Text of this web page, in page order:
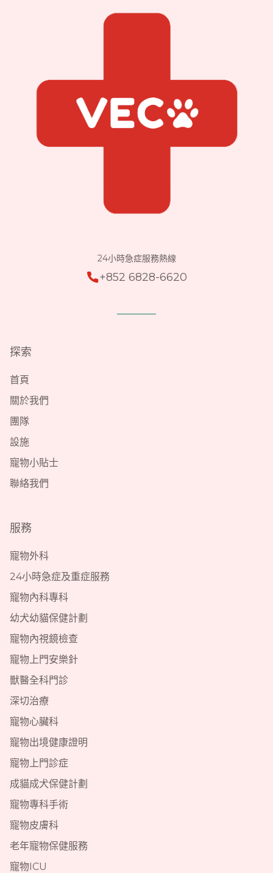
24小時急症服務熱線
+852 6828-6620
探索
首頁
關於我們
團隊
設施
寵物小貼士
聯絡我們
服務
寵物外科
24小時急症及重症服務
寵物內科專科
幼犬幼貓保健計劃
寵物內視鏡檢查
寵物上門安樂針
獸醫全科門診
深切治療
寵物心臟科
寵物出境健康證明
寵物上門診症
成貓成犬保健計劃
寵物專科手術
寵物皮膚科
老年寵物保健服務
寵物ICU